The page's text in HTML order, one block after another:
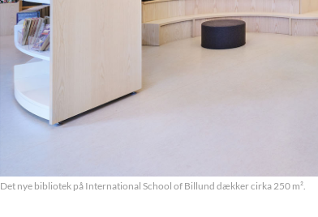
Det nye bibliotek på International School of Billund dækker cirka 250 m².